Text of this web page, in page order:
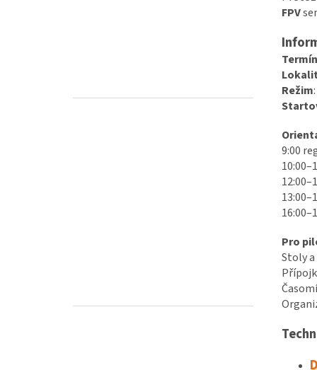
FPV
Režim
9:00
Pro
Stoly